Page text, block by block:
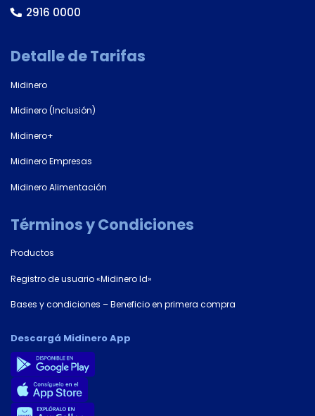
2916 0000
Detalle de Tarifas
Midinero
Midinero (Inclusión)
Midinero+
Midinero Empresas
Midinero Alimentación
Términos y Condiciones
Productos
Registro de usuario «Midinero Id»
Bases y condiciones – Beneficio en primera compra
Descargá Midinero App